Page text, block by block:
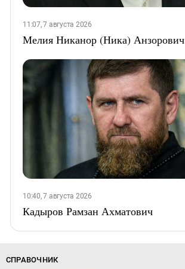
11:07, 7 августа 2026
Мелия Никанор (Ника) Анзорович
10:40, 7 августа 2026
Кадыров Рамзан Ахматович
СПРАВОЧНИК